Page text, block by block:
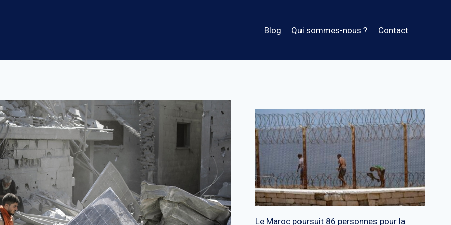
Blog Qui sommes-nous ? Contact
Le Maroc poursuit 86 personnes pour la